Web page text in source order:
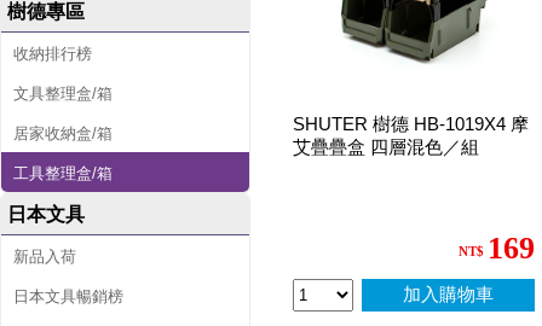
樹德專區
收納排行榜
文具整理盒/箱
居家收納盒/箱
工具整理盒/箱
日本文具
新品入荷
日本文具暢銷榜
SHUTER 樹德 HB-1019X4 摩
艾疊疊盒 四層混色／組
NT$ 169
加入購物車